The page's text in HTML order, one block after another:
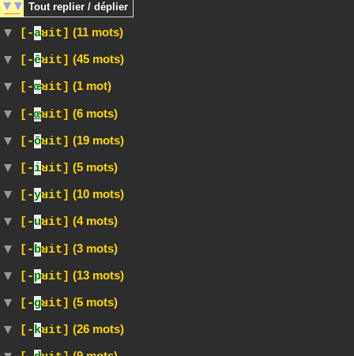
Tout replier / déplier
[-aʁit] (11 mots)
[-ēʁit] (45 mots)
[-œʁit] (1 mot)
[-œʁit] (6 mots)
[-ōʁit] (19 mots)
[-iʁit] (5 mots)
[-yʁit] (10 mots)
[-uʁit] (4 mots)
[-bʁit] (3 mots)
[-pʁit] (13 mots)
[-gʁit] (5 mots)
[-kʁit] (26 mots)